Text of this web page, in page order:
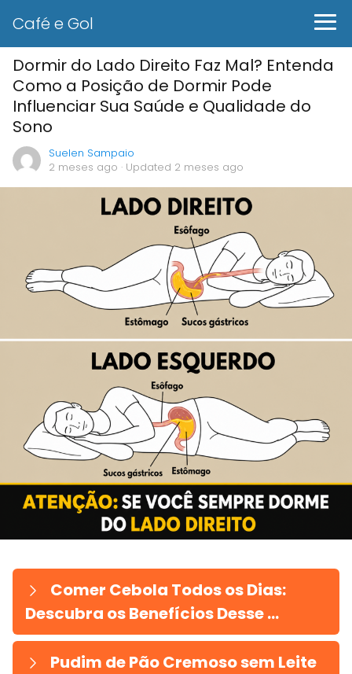
Café e Gol
Dormir do Lado Direito Faz Mal? Entenda
Como a Posição de Dormir Pode
Influenciar Sua Saúde e Qualidade do
Sono
Suelen Sampaio
2 meses ago · Updated 2 meses ago
Comer Cebola Todos os Dias:
Descubra os Benefícios Desse ...
Pudim de Pão Cremoso sem Leite